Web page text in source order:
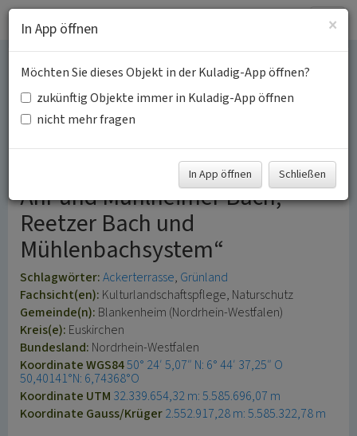
Ackerterrassen bei
Lommersdorf 4
im Naturschutzgebiet „Obere
Ahr und Mühlheimer Bach,
Reetzer Bach und
Mühlenbachsystem“
Schlagwörter:Ackerterrasse Grünland
Fachsicht(en): Kulturlandschaftspflege, Naturschutz
Gemeinde(n): Blankenheim (Nordrhein-Westfalen)
Kreis(e): Euskirchen
Bundesland: Nordrhein-Westfalen
Koordinate WGS8450° 24′ 5,07″ N: 6° 44′ 37,25″ O
50,40141°N: 6,74368°O
Koordinate UTM 32.339.654,32 m: 5.585.696,07 m
Koordinate Gauss/Krüger2.552.917,28 m: 5.585.322,78 m
×
In App öffnen
Möchten Sie dieses Objekt in der Kuladig-App öffnen?
zukünftig Objekte immer in Kuladig-App öffnen
nicht mehr fragen
In App öffnen Schließen